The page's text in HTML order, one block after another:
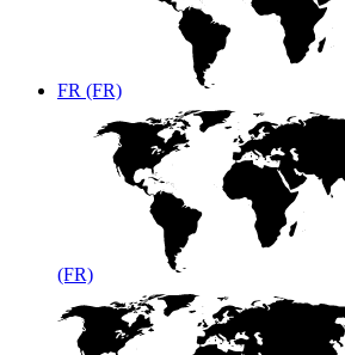
FR (FR)
(FR)